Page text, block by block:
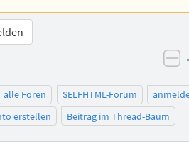
alle Foren SELFHTML-Forum
erstellen
Beitrag im Thread-Baum